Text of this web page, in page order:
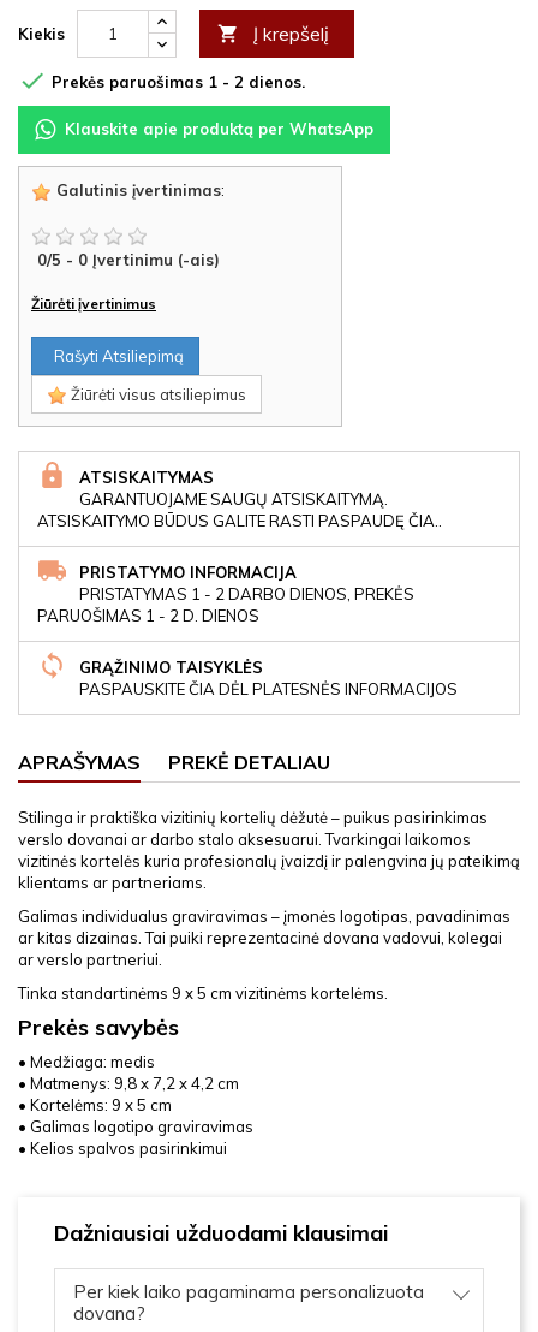
Kiekis  Į krepšelį
 Prekės paruošimas 1 - 2 dienos.
Klauskite apie produktą per WhatsApp
Galutinis įvertinimas:
0/5 - 0 Įvertinimu (-ais)
Žiūrėti įvertinimus
Rašyti Atsiliepimą
Žiūrėti visus atsiliepimus
ATSISKAITYMAS
GARANTUOJAME SAUGŲ ATSISKAITYMĄ.
ATSISKAITYMO BŪDUS GALITE RASTI PASPAUDĘ ČIA..
PRISTATYMO INFORMACIJA
PRISTATYMAS 1 - 2 DARBO DIENOS, PREKĖS
PARUOŠIMAS 1 - 2 D. DIENOS
GRĄŽINIMO TAISYKLĖS
PASPAUSKITE ČIA DĖL PLATESNĖS INFORMACIJOS
APRAŠYMAS PREKĖ DETALIAU
Stilinga ir praktiška vizitinių kortelių dėžutė – puikus pasirinkimas
verslo dovanai ar darbo stalo aksesuarui. Tvarkingai laikomos
vizitinės kortelės kuria profesionalų įvaizdį ir palengvina jų pateikimą
klientams ar partneriams.
Galimas individualus graviravimas – įmonės logotipas, pavadinimas
ar kitas dizainas. Tai puiki reprezentacinė dovana vadovui, kolegai
ar verslo partneriui.
Tinka standartinėms 9 x 5 cm vizitinėms kortelėms.
Prekės savybės
• Medžiaga: medis
• Matmenys: 9,8 x 7,2 x 4,2 cm
• Kortelėms: 9 x 5 cm
• Galimas logotipo graviravimas
• Kelios spalvos pasirinkimui
Dažniausiai užduodami klausimai
Per kiek laiko pagaminama personalizuota
dovana?